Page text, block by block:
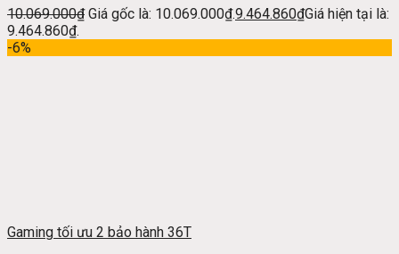
10.069.000₫ Giá gốc là: 10.069.000₫.9.464.860₫Giá hiện tại là:
9.464.860₫.
-6%
Gaming tối ưu 2 bảo hành 36T